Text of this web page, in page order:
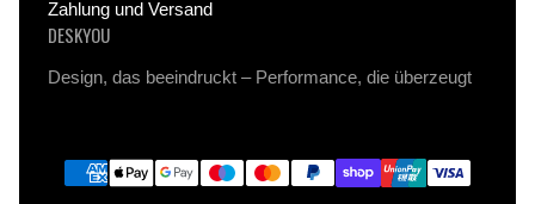
Zahlung und Versand
DESKYOU
Design, das beeindruckt – Performance, die überzeugt